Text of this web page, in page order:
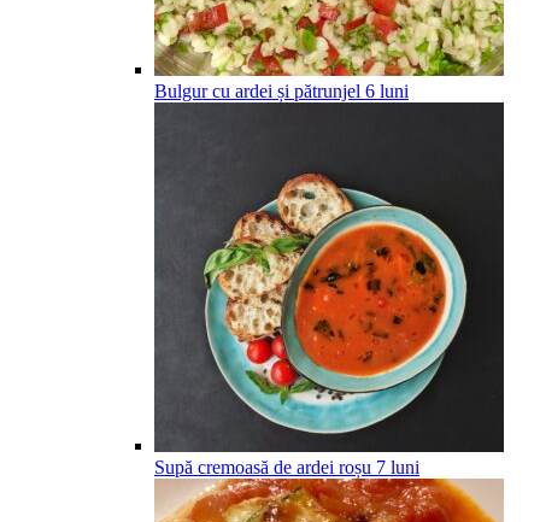
Bulgur cu ardei și pătrunjel 6 luni
Supă cremoasă de ardei roșu 7 luni